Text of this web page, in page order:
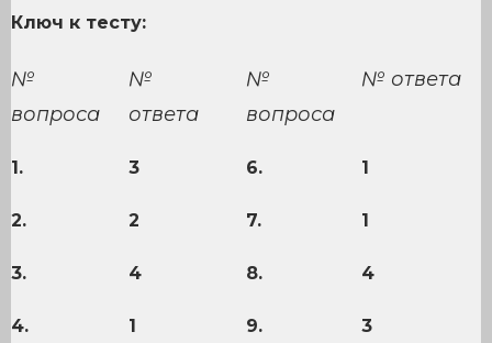
Ключ к тесту:
№
вопроса
№
ответа
№
вопроса
№ ответа
1. 3 6. 1
2. 2 7. 1
3. 4 8. 4
4. 1 9. 3